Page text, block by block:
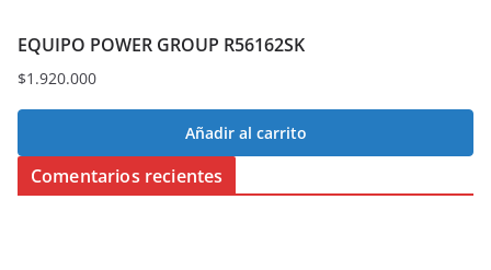
EQUIPO POWER GROUP R56162SK
$1.920.000
Añadir al carrito
Comentarios recientes